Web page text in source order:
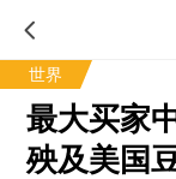
世界
最大买家
殃及美国